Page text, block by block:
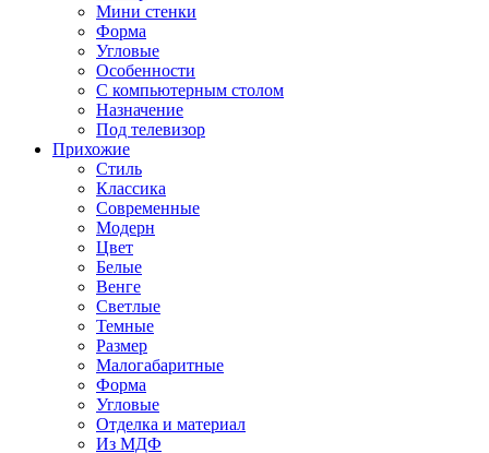
Мини стенки
Форма
Угловые
Особенности
С компьютерным столом
Назначение
Под телевизор
Прихожие
Стиль
Классика
Современные
Модерн
Цвет
Белые
Венге
Светлые
Темные
Размер
Малогабаритные
Форма
Угловые
Отделка и материал
Из МДФ